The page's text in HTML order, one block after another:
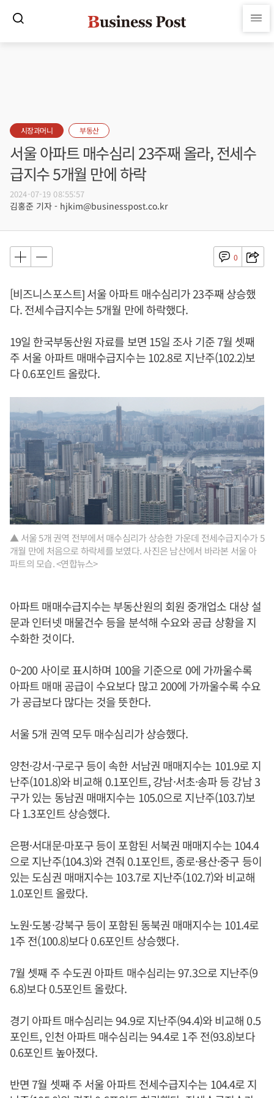
시장과머니 부동산
서울 아파트 매수심리 23주째 올라, 전세수
급지수 5개월 만에 하락
2024-07-19 08:55:57
김홍준 기자 - hjkim@businesspost.co.kr
0
[비즈니스포스트] 서울 아파트 매수심리가 23주째 상승했
다. 전세수급지수는 5개월 만에 하락했다.
19일 한국부동산원 자료를 보면 15일 조사 기준 7월 셋째
주 서울 아파트 매매수급지수는 102.8로 지난주(102.2)보
다 0.6포인트 올랐다.
▲ 서울 5개 권역 전부에서 매수심리가 상승한 가운데 전세수급지수가 5
개월 만에 처음으로 하락세를 보였다. 사진은 남산에서 바라본 서울 아
파트의 모습. <연합뉴스>
아파트 매매수급지수는 부동산원의 회원 중개업소 대상 설
문과 인터넷 매물건수 등을 분석해 수요와 공급 상황을 지
수화한 것이다.
0~200 사이로 표시하며 100을 기준으로 0에 가까울수록
아파트 매매 공급이 수요보다 많고 200에 가까울수록 수요
가 공급보다 많다는 것을 뜻한다.
서울 5개 권역 모두 매수심리가 상승했다.
양천·강서·구로구 등이 속한 서남권 매매지수는 101.9로 지
난주(101.8)와 비교해 0.1포인트, 강남·서초·송파 등 강남 3
구가 있는 동남권 매매지수는 105.0으로 지난주(103.7)보
다 1.3포인트 상승했다.
은평·서대문·마포구 등이 포함된 서북권 매매지수는 104.4
으로 지난주(104.3)와 견줘 0.1포인트, 종로·용산·중구 등이
있는 도심권 매매지수는 103.7로 지난주(102.7)와 비교해
1.0포인트 올랐다.
노원·도봉·강북구 등이 포함된 동북권 매매지수는 101.4로
1주 전(100.8)보다 0.6포인트 상승했다.
7월 셋째 주 수도권 아파트 매수심리는 97.3으로 지난주(9
6.8)보다 0.5포인트 올랐다.
경기 아파트 매수심리는 94.9로 지난주(94.4)와 비교해 0.5
포인트, 인천 아파트 매수심리는 94.4로 1주 전(93.8)보다
0.6포인트 높아졌다.
반면 7월 셋째 주 서울 아파트 전세수급지수는 104.4로 지